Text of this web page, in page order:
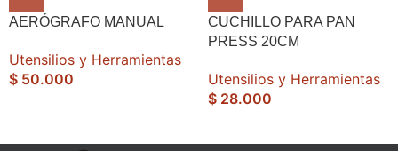
AERÓGRAFO MANUAL
Utensilios y Herramientas
$ 50.000
CUCHILLO PARA PAN
PRESS 20CM
Utensilios y Herramientas
$ 28.000